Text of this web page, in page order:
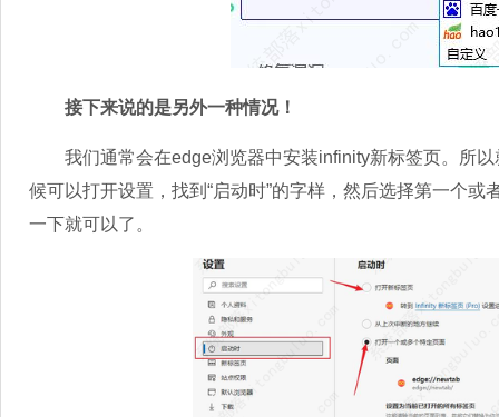
接下来说的是另外一种情况！
我们通常会在edge浏览器中安装infinity新标签页。所以
候可以打开设置，找到“启动时”的字样，然后选择第一个
一下就可以了。